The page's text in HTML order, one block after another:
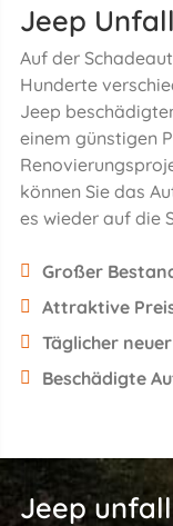
Jeep
Auf der
Hunderte
Jeep
einem günstigen
können Sie das
es wieder auf die
Großer
Attraktive
Täglicher
Beschädigte
Jeep